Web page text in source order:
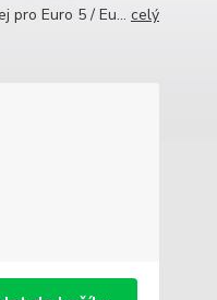
pro Euro 5 / Eu... celý